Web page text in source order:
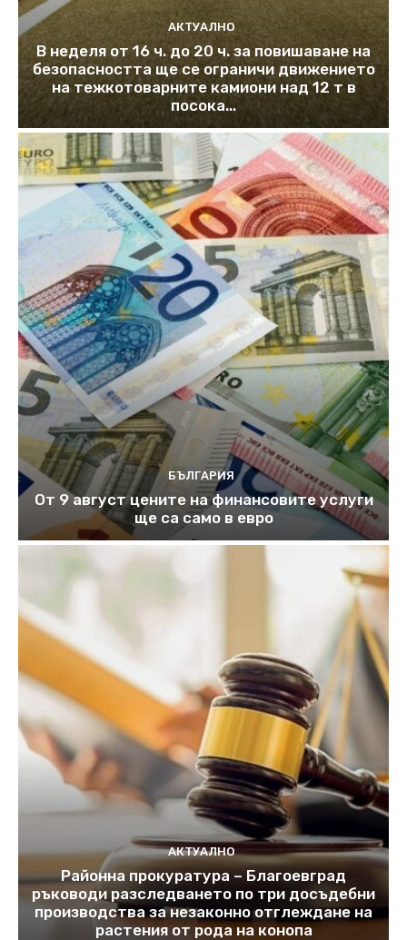
АКТУАЛНО
В неделя от 16 ч. до 20 ч. за повишаване на
безопасността ще се ограничи движението
на тежкотоварните камиони над 12 т в
посока...
БЪЛГАРИЯ
От 9 август цените на финансовите услуги
ще са само в евро
АКТУАЛНО
Районна прокуратура – Благоевград
ръководи разследването по три досъдебни
производства за незаконно отглеждане на
растения от рода на конопа